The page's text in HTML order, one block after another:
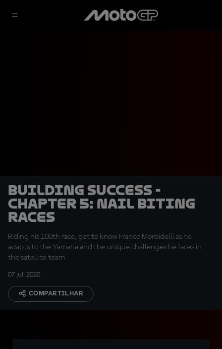
Building Success -
Chapter 5: Nail Biting
Races
Riding his 100th race, get to know Franco Morbidelli as he
adapts to the Yamaha and the unique challenges he faces in
the satellite team
07 jul. 2020
COMPARTILHAR